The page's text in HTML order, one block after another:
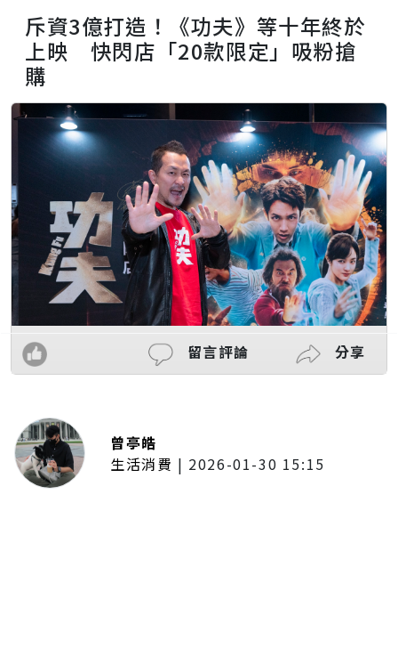
斥資3億打造！《功夫》等十年終於
上映 快閃店「20款限定」吸粉搶
購
留言評論 分享
曾亭皓
生活消費 | 2026-01-30 15:15